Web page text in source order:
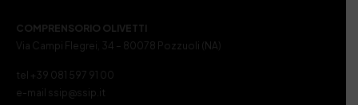
COMPRENSORIO OLIVETTI
Via Campi Flegrei, 34 – 80078 Pozzuoli (NA)
tel +39 081 597 91 00
e-mail ssip@ssip.it